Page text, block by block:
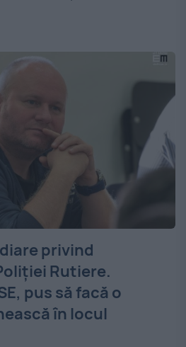
privind
Rutiere.
pus să facă o
în locul